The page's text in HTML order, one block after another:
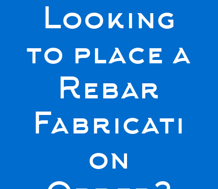
Looking
to place a
Rebar
Fabricati
on